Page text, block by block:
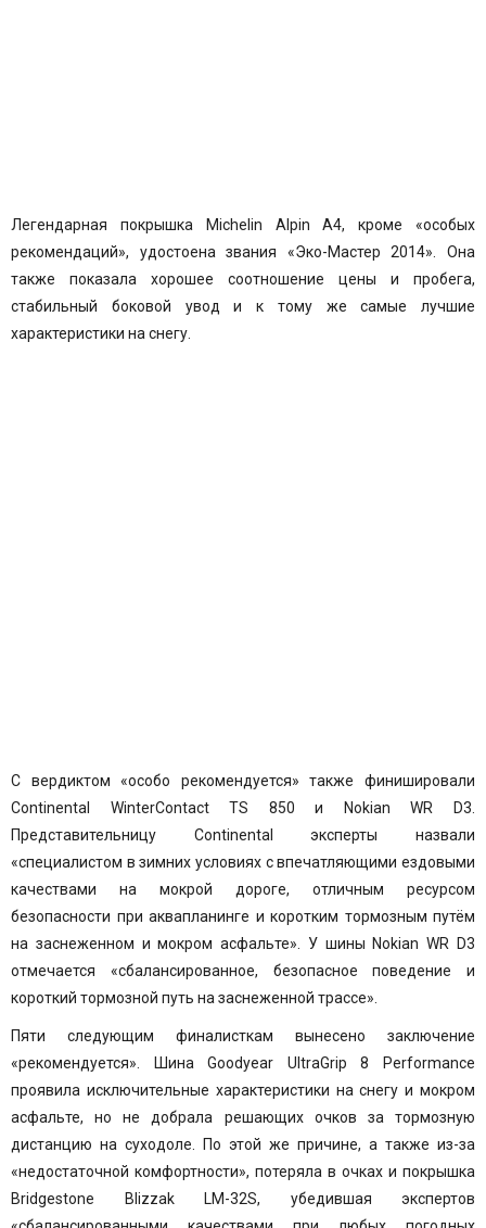
Легендарная покрышка Michelin Alpin A4, кроме «особых
рекомендаций», удостоена звания «Эко-Мастер 2014». Она
также показала хорошее соотношение цены и пробега,
стабильный боковой увод и к тому же самые лучшие
характеристики на снегу.
С вердиктом «особо рекомендуется» также финишировали
Continental WinterContact TS 850 и Nokian WR D3.
Представительницу Continental эксперты назвали
«специалистом в зимних условиях с впечатляющими ездовыми
качествами на мокрой дороге, отличным ресурсом
безопасности при аквапланинге и коротким тормозным путём
на заснеженном и мокром асфальте». У шины Nokian WR D3
отмечается «сбалансированное, безопасное поведение и
короткий тормозной путь на заснеженной трассе».
Пяти следующим финалисткам вынесено заключение
«рекомендуется». ШинаGoodyear UltraGrip 8 Performance
проявила исключительные характеристики на снегу и мокром
асфальте, но не добрала решающих очков за тормозную
дистанцию на суходоле. По этой же причине, а также из-за
«недостаточной комфортности», потеряла в очках и покрышка
Bridgestone Blizzak LM-32S, убедившая экспертов